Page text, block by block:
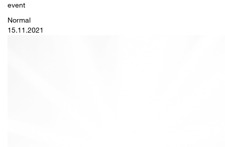
event
Normal
15.11.2021